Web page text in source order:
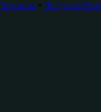
Барахолка » Продается